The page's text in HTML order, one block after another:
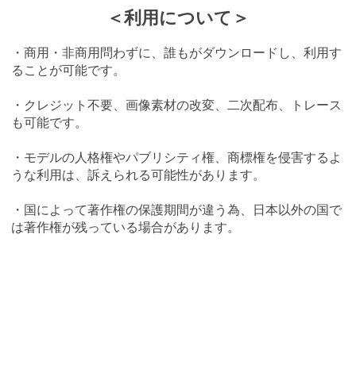
＜利用について＞
・商用・非商用問わずに、誰もがダウンロードし、利用す
ることが可能です。
・クレジット不要、画像素材の改変、二次配布、トレース
も可能です。
・モデルの人格権やパブリシティ権、商標権を侵害するよ
うな利用は、訴えられる可能性があります。
・国によって著作権の保護期間が違う為、日本以外の国で
は著作権が残っている場合があります。